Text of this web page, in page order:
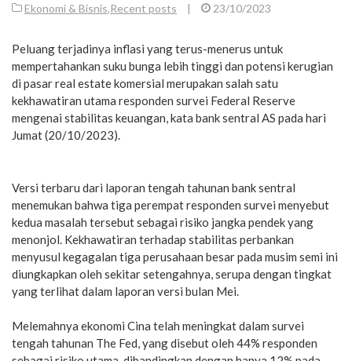
Ekonomi & Bisnis,Recent posts | 23/10/2023
Peluang terjadinya inflasi yang terus-menerus untuk
mempertahankan suku bunga lebih tinggi dan potensi kerugian
di pasar real estate komersial merupakan salah satu
kekhawatiran utama responden survei Federal Reserve
mengenai stabilitas keuangan, kata bank sentral AS pada hari
Jumat (20/10/2023).
Versi terbaru dari laporan tengah tahunan bank sentral
menemukan bahwa tiga perempat responden survei menyebut
kedua masalah tersebut sebagai risiko jangka pendek yang
menonjol. Kekhawatiran terhadap stabilitas perbankan
menyusul kegagalan tiga perusahaan besar pada musim semi ini
diungkapkan oleh sekitar setengahnya, serupa dengan tingkat
yang terlihat dalam laporan versi bulan Mei.
Melemahnya ekonomi Cina telah meningkat dalam survei
tengah tahunan The Fed, yang disebut oleh 44% responden